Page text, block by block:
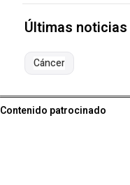
Últimas
Cáncer
Contenido patrocinado